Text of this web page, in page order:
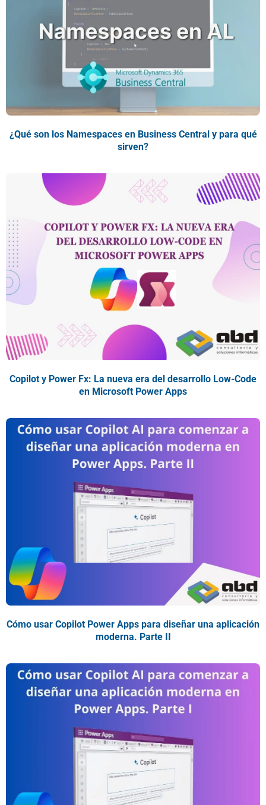
¿Qué son los Namespaces en Business Central y para qué
sirven?
Copilot y Power Fx: La nueva era del desarrollo Low-Code
en Microsoft Power Apps
Cómo usar Copilot Power Apps para diseñar una aplicación
moderna. Parte II